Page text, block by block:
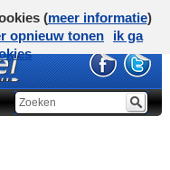
(meer informatie)
opnieuw tonen
ik ga